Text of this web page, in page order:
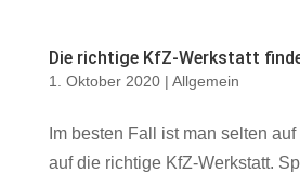
Die richtige KfZ-Werkstatt
1. Oktober 2020| Allgemein
Im besten Fall ist man selten
auf die richtige KfZ-Werkstatt.